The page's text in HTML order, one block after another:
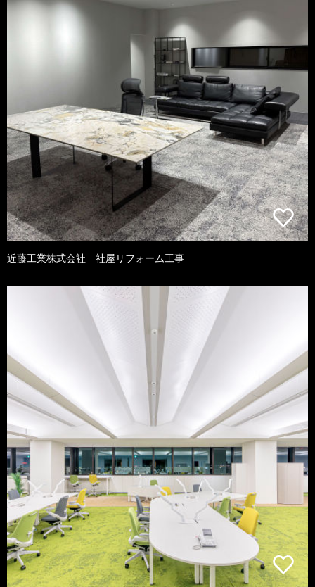
近藤工業株式会社 社屋リフォーム工事